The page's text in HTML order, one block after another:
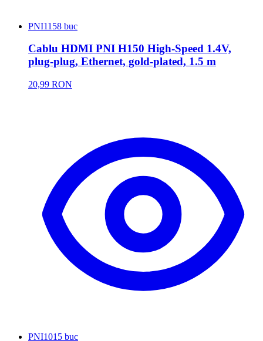
PNI1158 buc
Cablu HDMI PNI H150 High-Speed 1.4V,
plug-plug, Ethernet, gold-plated, 1.5 m
20,99 RON
PNI1015 buc